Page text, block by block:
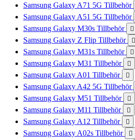
Samsung Galaxy A71 5G Tillbehör
Samsung Galaxy A51 5G Tillbehör
Samsung Galaxy M30s Tillbehör 
Samsung Galaxy Z Flip Tillbehör 
Samsung Galaxy M31s Tillbehör 
Samsung Galaxy M31 Tillbehör 
Samsung Galaxy A01 Tillbehör 
Samsung Galaxy A42 5G Tillbehör
Samsung Galaxy M51 Tillbehör 
Samsung Galaxy M11 Tillbehör 
Samsung Galaxy A12 Tillbehör 
Samsung Galaxy A02s Tillbehör 